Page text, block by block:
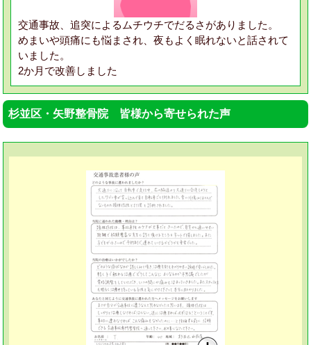
交通事故、追突によるムチウチでだるさがありました。
めまいや頭痛にも悩まされ、夜もよく眠れないと話されて
いました。
2か月で改善しました
杉並区・矢野整骨院 皆様から寄せられた声